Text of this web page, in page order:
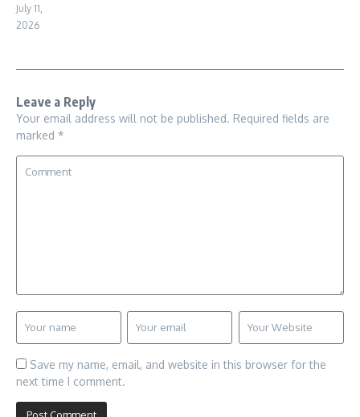
July 11,
2026
Leave a Reply
Your email address will not be published. Required fields are
marked *
Save my name, email, and website in this browser for the
next time I comment.